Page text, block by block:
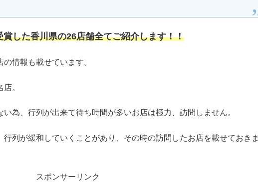
した香川県の26店舗全てご紹介します！！
情報も載せています。
。
為、行列が出来て待ち時間が多いお店は極力、訪問しません。
列が緩和していくことがあり、その時の訪問したお店を載せておきま
スポンサーリンク